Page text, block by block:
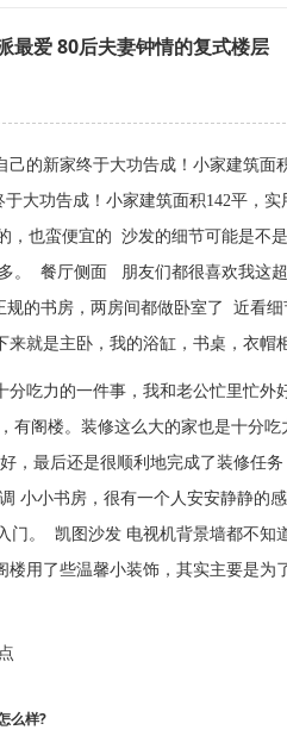
最爱 80后夫妻钟情的复式楼层
的新家终于大功告成！小家建筑面
成！小家建筑面积142平，实用
也蛮便宜的 沙发的细节可能是不
。 餐厅侧面 朋友们都很喜欢我这
的书房，两房间都做卧室了 近看
就是主卧，我的浴缸，书桌，衣帽
吃力的一件事，我和老公忙里忙外
。装修这么大的家也是十分吃
，最后还是很顺利地完成了装修任
小小书房，很有一个人安安静静的
。 凯图沙发 电视机背景墙都不知
用了些温馨小装饰，其实主要是为
么样?